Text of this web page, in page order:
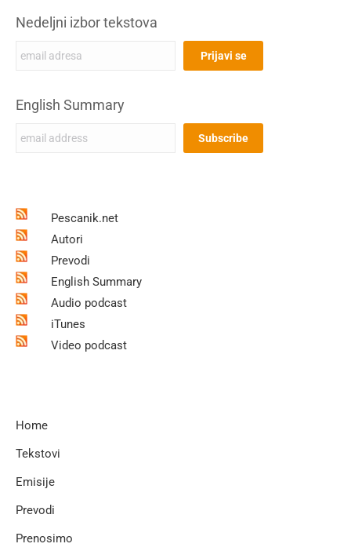
Nedeljni izbor tekstova
English Summary
Pescanik.net
Autori
Prevodi
English Summary
Audio podcast
iTunes
Video podcast
Home
Tekstovi
Emisije
Prevodi
Prenosimo